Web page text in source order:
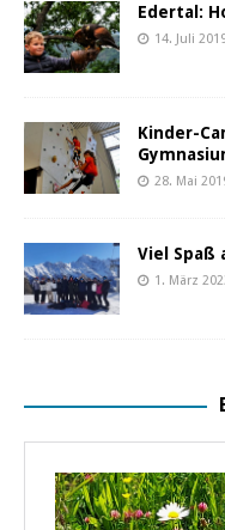
Edertal:
14. Juli
Kinder-
28. Mai
Viel Spaß
1. März